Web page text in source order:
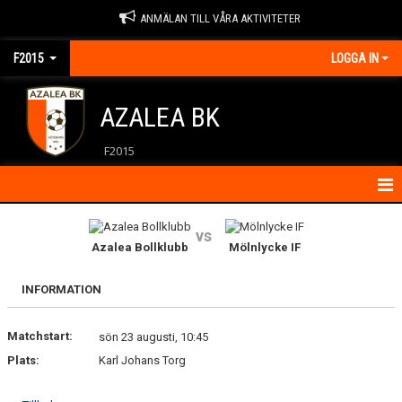
ANMÄLAN TILL VÅRA AKTIVITETER
F2015 LOGGA IN
AZALEA BK
F2015
KONTAKT
MATCHER
Azalea Bollklubb
vs
Mölnlycke IF
INFORMATION
Matchstart:
sön 23 augusti, 10:45
Plats:
Karl Johans Torg